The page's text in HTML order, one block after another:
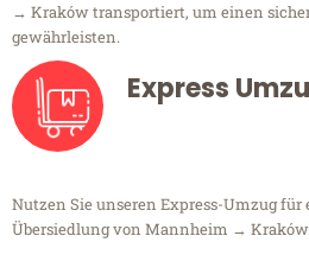
→ Kraków transportiert, um einen
gewährleisten.
Express
Nutzen Sie unseren Express-Umzug
Übersiedlung von Mannheim →